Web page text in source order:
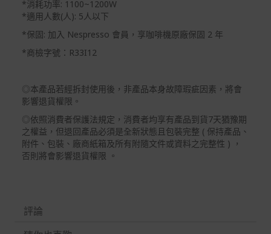
*消耗功率: 1100~1200W
*適用人數(人): 5人以下
*保固: 加入 Nespresso 會員，享咖啡機原廠保固 2 年
*商檢字號：R33I12
◎本產品若經拆封使用後，非產品本身故障瑕疵因素，將會
影響退貨權限。
◎依照消費者保護法規定，消費者均享有產品到貨7天猶豫期
之權益，但退回產品必須是全新狀態且包裝完整 ( 保持產品、
附件、包裝、廠商紙箱及所有附隨文件或資料之完整性 ) ，
否則將會影響退貨權限 。
評論